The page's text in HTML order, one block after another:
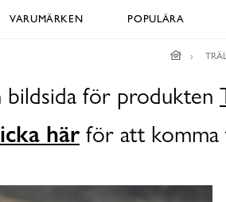
VARUMÄRKEN POPULÄRA
för produkten
här för att komma